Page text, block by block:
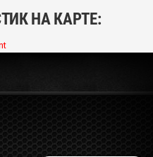
НА КАРТЕ: